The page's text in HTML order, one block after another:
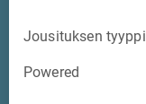
Jousituksen tyyppi
Powered